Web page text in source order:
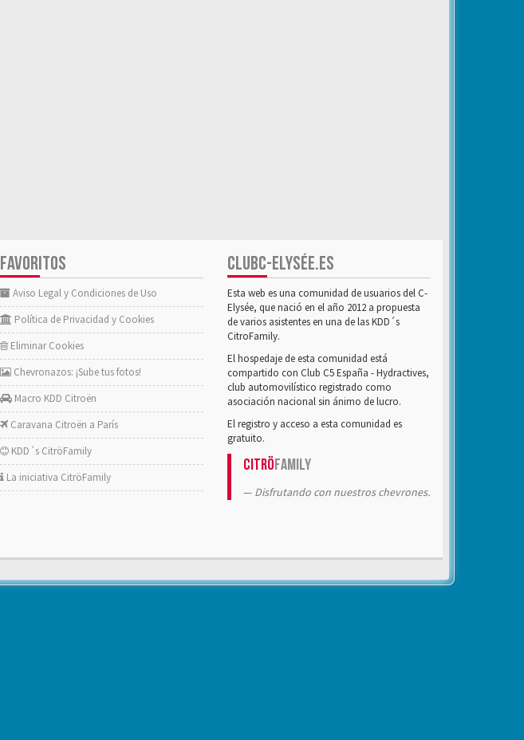
FAVORITOS
Aviso Legal y Condiciones de Uso
Política de Privacidad y Cookies
Eliminar Cookies
Chevronazos: ¡Sube tus fotos!
Macro KDD Citroën
Caravana Citroën a París
KDD´s CitröFamily
La iniciativa CitröFamily
CLUBC-ELYSÉE.ES
Esta web es una comunidad de usuarios del C-
Elysée, que nació en el año 2012 a propuesta
de varios asistentes en una de las KDD´s
CitroFamily.
El hospedaje de esta comunidad está
compartido con Club C5 España - Hydractives,
club automovilístico registrado como
asociación nacional sin ánimo de lucro.
El registro y acceso a esta comunidad es
gratuito.
CitröFamily
Disfrutando con nuestros chevrones.